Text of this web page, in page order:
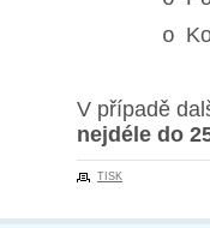
o
V případě
nejdéle do
TISK